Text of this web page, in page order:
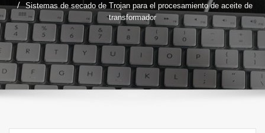
Sistemas de secado de Trojan para el procesamiento de aceite de
transformador